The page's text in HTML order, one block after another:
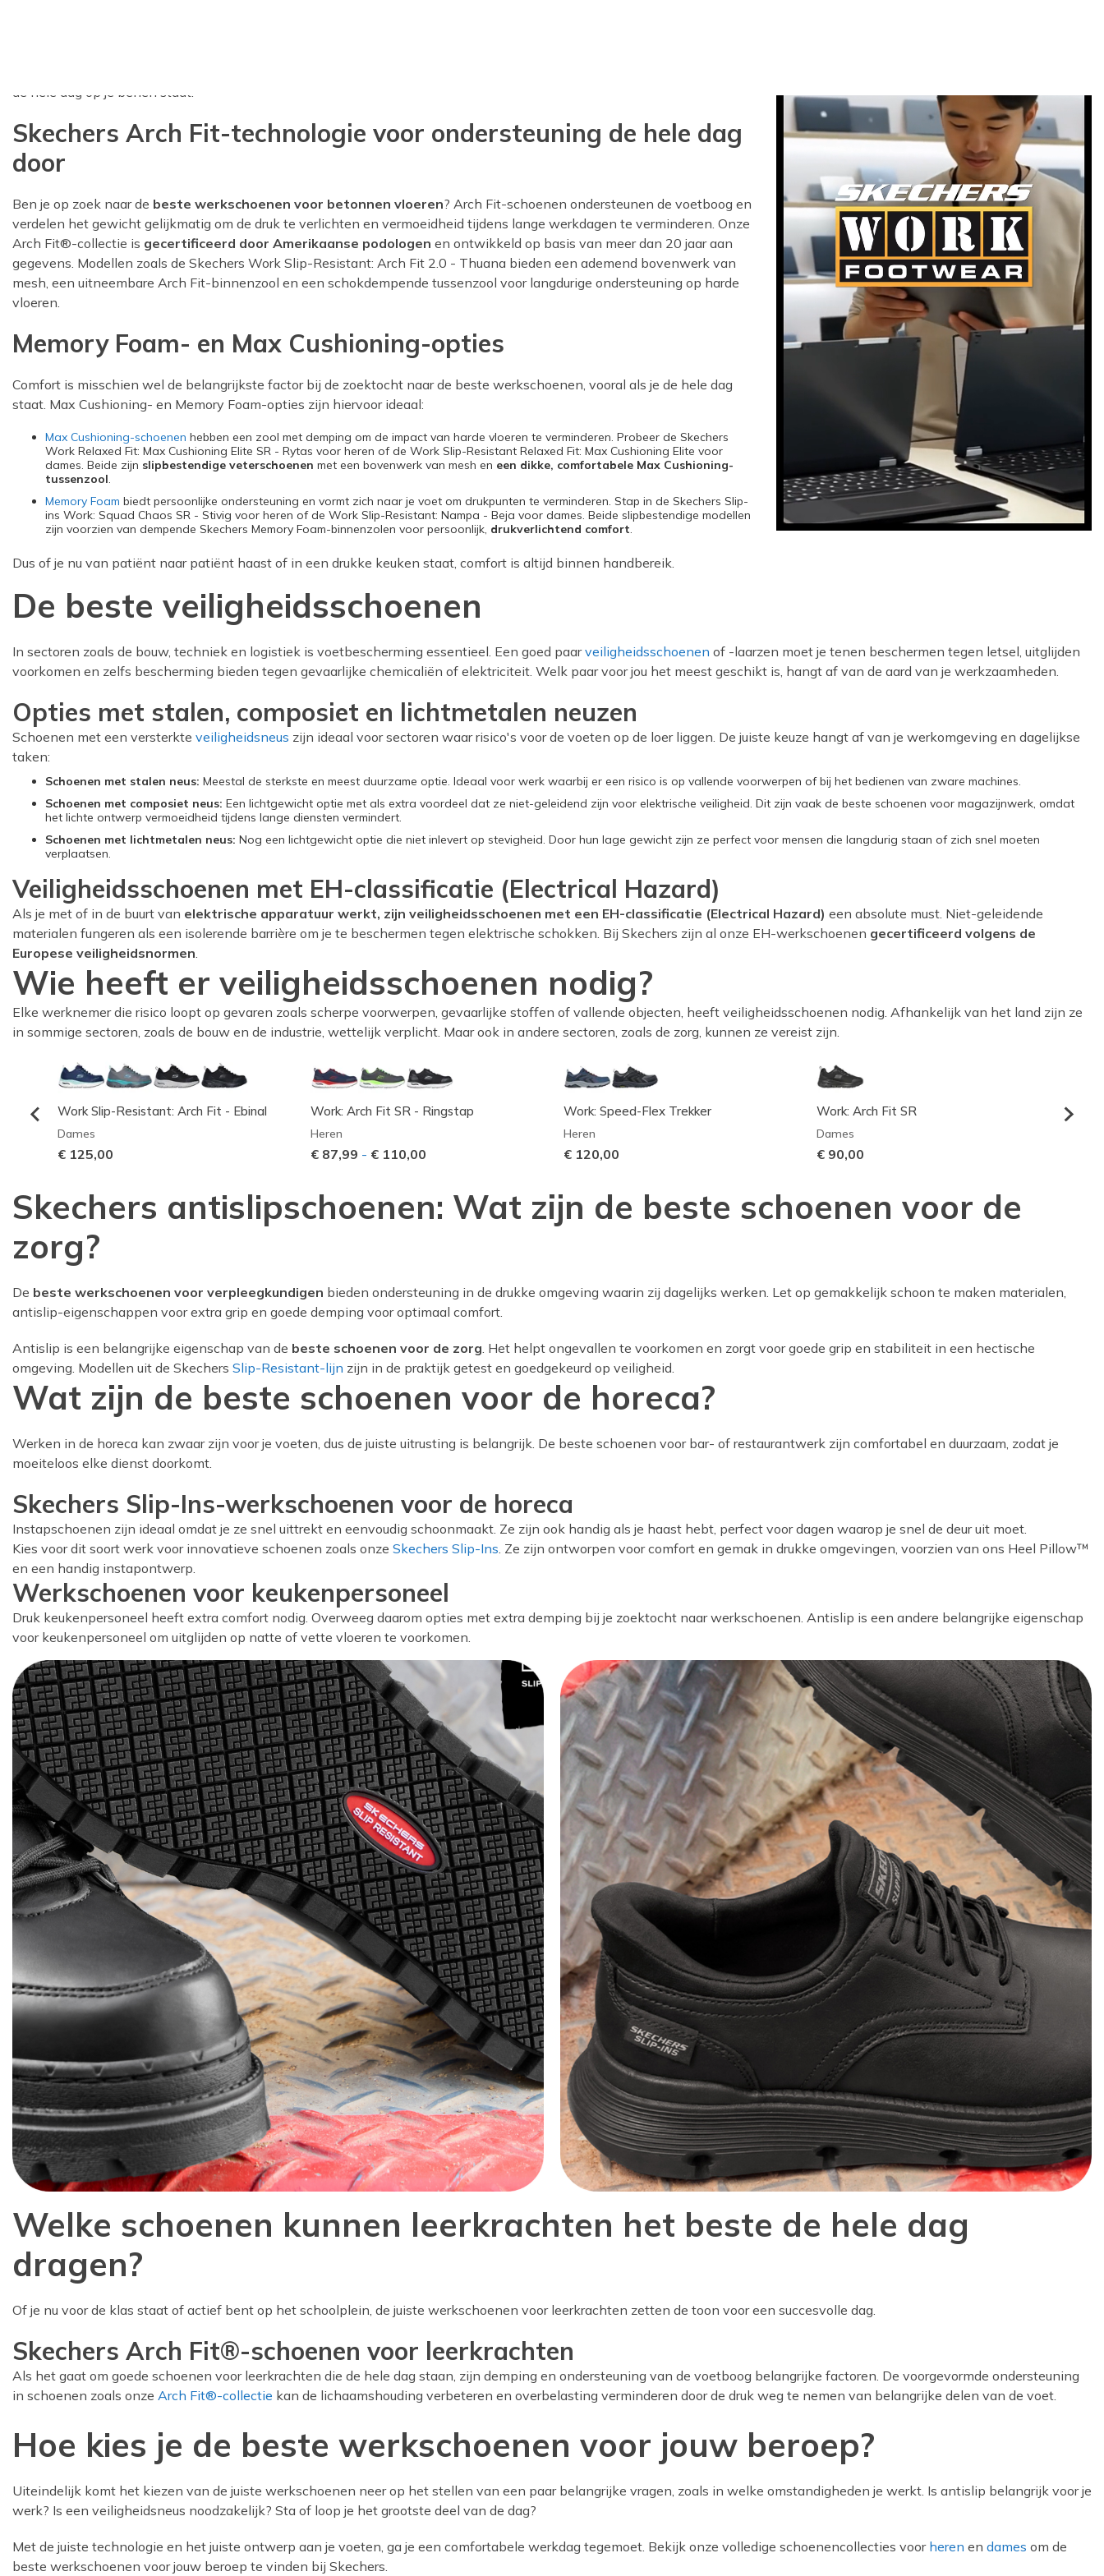
de hele dag op je benen staat.
Skechers Arch Fit-technologie voor ondersteuning de hele dag
door
Ben je op zoek naar de beste werkschoenen voor betonnen vloeren? Arch Fit-schoenen ondersteunen de voetboog en
verdelen het gewicht gelijkmatig om de druk te verlichten en vermoeidheid tijdens lange werkdagen te verminderen. Onze
Arch Fit®-collectie is gecertificeerd door Amerikaanse podologen en ontwikkeld op basis van meer dan 20 jaar aan
gegevens. Modellen zoals de Skechers Work Slip-Resistant: Arch Fit 2.0 - Thuana bieden een ademend bovenwerk van
mesh, een uitneembare Arch Fit-binnenzool en een schokdempende tussenzool voor langdurige ondersteuning op harde
vloeren.
Memory Foam- en Max Cushioning-opties
Comfort is misschien wel de belangrijkste factor bij de zoektocht naar de beste werkschoenen, vooral als je de hele dag
staat. Max Cushioning- en Memory Foam-opties zijn hiervoor ideaal:
Max Cushioning-schoenen hebben een zool met demping om de impact van harde vloeren te verminderen. Probeer de Skechers
Work Relaxed Fit: Max Cushioning Elite SR - Rytas voor heren of de Work Slip-Resistant Relaxed Fit: Max Cushioning Elite voor
dames. Beide zijn slipbestendige veterschoenen met een bovenwerk van mesh en een dikke, comfortabele Max Cushioning-
tussenzool.
Memory Foam biedt persoonlijke ondersteuning en vormt zich naar je voet om drukpunten te verminderen. Stap in de Skechers Slip-
ins Work: Squad Chaos SR - Stivig voor heren of de Work Slip-Resistant: Nampa - Beja voor dames. Beide slipbestendige modellen
zijn voorzien van dempende Skechers Memory Foam-binnenzolen voor persoonlijk, drukverlichtend comfort.
Dus of je nu van patiënt naar patiënt haast of in een drukke keuken staat, comfort is altijd binnen handbereik.
De beste veiligheidsschoenen
In sectoren zoals de bouw, techniek en logistiek is voetbescherming essentieel. Een goed paarveiligheidsschoenen of -laarzen moet je tenen beschermen tegen letsel, uitglijden
voorkomen en zelfs bescherming bieden tegen gevaarlijke chemicaliën of elektriciteit. Welk paar voor jou het meest geschikt is, hangt af van de aard van je werkzaamheden.
Opties met stalen, composiet en lichtmetalen neuzen
Schoenen met een versterkte veiligheidsneus zijn ideaal voor sectoren waar risico's voor de voeten op de loer liggen. De juiste keuze hangt af van je werkomgeving en dagelijkse
taken:
Schoenen met stalen neus: Meestal de sterkste en meest duurzame optie. Ideaal voor werk waarbij er een risico is op vallende voorwerpen of bij het bedienen van zware machines.
Schoenen met composiet neus: Een lichtgewicht optie met als extra voordeel dat ze niet-geleidend zijn voor elektrische veiligheid. Dit zijn vaak de beste schoenen voor magazijnwerk, omdat
het lichte ontwerp vermoeidheid tijdens lange diensten vermindert.
Schoenen met lichtmetalen neus: Nog een lichtgewicht optie die niet inlevert op stevigheid. Door hun lage gewicht zijn ze perfect voor mensen die langdurig staan of zich snel moeten
verplaatsen.
Veiligheidsschoenen met EH-classificatie (Electrical Hazard)
Als je met of in de buurt van elektrische apparatuur werkt, zijn veiligheidsschoenen met een EH-classificatie (Electrical Hazard) een absolute must. Niet-geleidende
materialen fungeren als een isolerende barrière om je te beschermen tegen elektrische schokken. Bij Skechers zijn al onze EH-werkschoenen gecertificeerd volgens de
Europese veiligheidsnormen.
Wie heeft er veiligheidsschoenen nodig?
Elke werknemer die risico loopt op gevaren zoals scherpe voorwerpen, gevaarlijke stoffen of vallende objecten, heeft veiligheidsschoenen nodig. Afhankelijk van het land zijn ze
in sommige sectoren, zoals de bouw en de industrie, wettelijk verplicht. Maar ook in andere sectoren, zoals de zorg, kunnen ze vereist zijn.
Work Slip-Resistant: Arch Fit - Ebinal
Dames
€ 125,00
Work: Arch Fit SR - Ringstap
Heren
€ 87,99 - € 110,00
Work: Speed-Flex Trekker
Heren
€ 120,00
Work: Arch Fit SR
Dames
€ 90,00
Work
Skechers antislipschoenen: Wat zijn de beste schoenen voor de
zorg?
De beste werkschoenen voor verpleegkundigen bieden ondersteuning in de drukke omgeving waarin zij dagelijks werken. Let op gemakkelijk schoon te maken materialen,
antislip-eigenschappen voor extra grip en goede demping voor optimaal comfort.
Antislip is een belangrijke eigenschap van de beste schoenen voor de zorg . Het helpt ongevallen te voorkomen en zorgt voor goede grip en stabiliteit in een hectische
omgeving. Modellen uit de Skechers Slip-Resistant-lijn zijn in de praktijk getest en goedgekeurd op veiligheid.
Wat zijn de beste schoenen voor de horeca?
Werken in de horeca kan zwaar zijn voor je voeten, dus de juiste uitrusting is belangrijk. De beste schoenen voor bar- of restaurantwerk zijn comfortabel en duurzaam, zodat je
moeiteloos elke dienst doorkomt.
Skechers Slip-Ins-werkschoenen voor de horeca
Instapschoenen zijn ideaal omdat je ze snel uittrekt en eenvoudig schoonmaakt. Ze zijn ook handig als je haast hebt, perfect voor dagen waarop je snel de deur uit moet.
Kies voor dit soort werk voor innovatieve schoenen zoals onze Skechers Slip-Ins . Ze zijn ontworpen voor comfort en gemak in drukke omgevingen, voorzien van ons Heel Pillow™
en een handig instapontwerp.
Werkschoenen voor keukenpersoneel
Druk keukenpersoneel heeft extra comfort nodig. Overweeg daarom opties met extra demping bij je zoektocht naar werkschoenen. Antislip is een andere belangrijke eigenschap
voor keukenpersoneel om uitglijden op natte of vette vloeren te voorkomen.
Welke schoenen kunnen leerkrachten het beste de hele dag
dragen?
Of je nu voor de klas staat of actief bent op het schoolplein, de juiste werkschoenen voor leerkrachten zetten de toon voor een succesvolle dag.
Skechers Arch Fit®-schoenen voor leerkrachten
Als het gaat om goede schoenen voor leerkrachten die de hele dag staan, zijn demping en ondersteuning van de voetboog belangrijke factoren. De voorgevormde ondersteuning
in schoenen zoals onze Arch Fit®-collectie kan de lichaamshouding verbeteren en overbelasting verminderen door de druk weg te nemen van belangrijke delen van de voet.
Hoe kies je de beste werkschoenen voor jouw beroep?
Uiteindelijk komt het kiezen van de juiste werkschoenen neer op het stellen van een paar belangrijke vragen, zoals in welke omstandigheden je werkt. Is antislip belangrijk voor je
werk? Is een veiligheidsneus noodzakelijk? Sta of loop je het grootste deel van de dag?
Met de juiste technologie en het juiste ontwerp aan je voeten, ga je een comfortabele werkdag tegemoet. Bekijk onze volledige schoenencollecties voor heren en dames om de
beste werkschoenen voor jouw beroep te vinden bij Skechers.